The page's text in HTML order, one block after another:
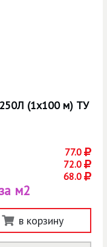
(1х100 м) ТУ
77.0
72.0
68.0
м2
в корзину